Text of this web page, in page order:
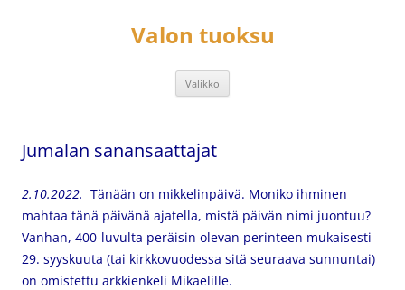
Valon tuoksu
Valikko
Jumalan sanansaattajat
2.10.2022. Tänään on mikkelinpäivä. Moniko ihminen
mahtaa tänä päivänä ajatella, mistä päivän nimi juontuu?
Vanhan, 400-luvulta peräisin olevan perinteen mukaisesti
29. syyskuuta (tai kirkkovuodessa sitä seuraava sunnuntai)
on omistettu arkkienkeli Mikaelille.